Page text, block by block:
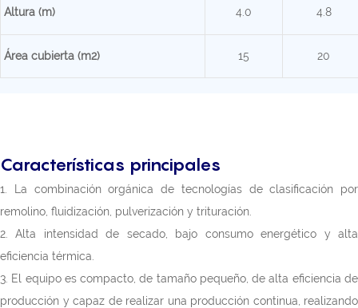
Altura (m) 4.0 4.8
Área cubierta (m2) 15 20
Características principales
1. La combinación orgánica de tecnologías de clasificación por
remolino, fluidización, pulverización y trituración.
2. Alta intensidad de secado, bajo consumo energético y alta
eficiencia térmica.
3. El equipo es compacto, de tamaño pequeño, de alta eficiencia de
producción y capaz de realizar una producción continua, realizando